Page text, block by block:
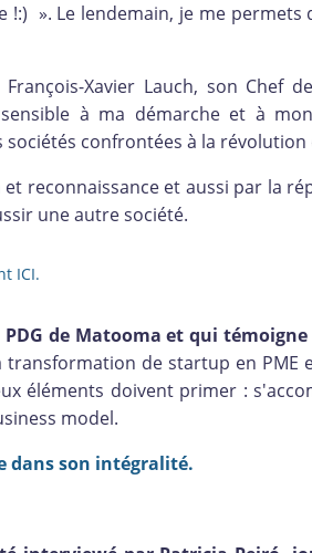
!:) ». Le lendemain, je me permets
Xavier Lauch, son Chef
à ma démarche et à
confrontées à la révolution
reconnaissance et aussi par la
une autre société.
ICI.
de Matooma et qui
transformation de startup en PME
éléments doivent primer :
model.
dans son intégralité.